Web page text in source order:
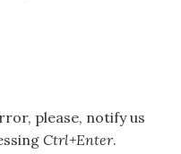
please, notify us
Ctrl+Enter.